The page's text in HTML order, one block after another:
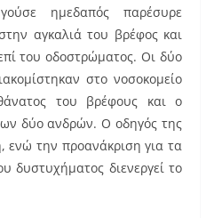
ημεδαπός παρέσυρε
αγκαλιά του βρέφος και
του οδοστρώματος. Οι δύο
στο νοσοκομείο
του βρέφους και ο
δύο ανδρών. Ο οδηγός της
ενώ την προανάκριση για τα
δυστυχήματος διενεργεί το